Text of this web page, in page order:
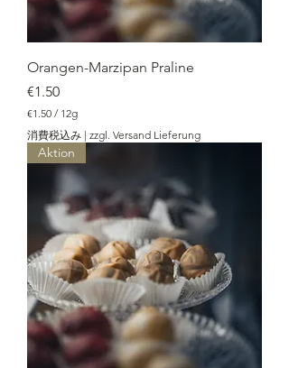
Orangen-Marzipan Praline
価格
€1.50
€1.50 / 12g
€
1
消費税込み | zzgl. Versand Lieferung
Aktion